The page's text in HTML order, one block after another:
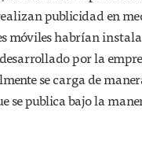
publicidad en
móviles habrían
por la
se carga de
se publica bajo la